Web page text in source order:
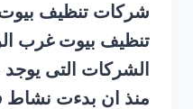
شركات تنظيف
تنظيف بيوت غرب
الشركات التى يوجد
منذ ان بدءت